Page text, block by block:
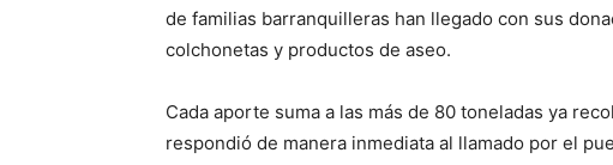
de familias barranquilleras han llegado con sus
colchonetas y productos de aseo.
Cada aporte suma a las más de 80 toneladas ya
respondió de manera inmediata al llamado por el